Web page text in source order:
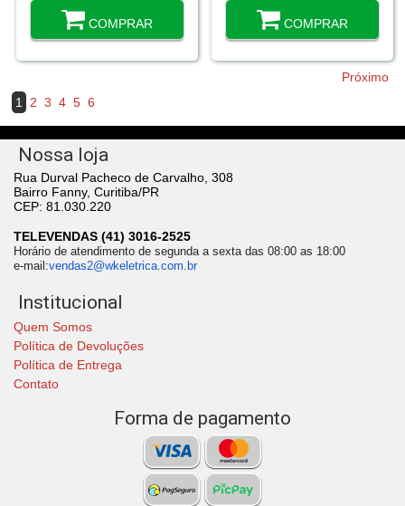
COMPRAR COMPRAR
Próximo
1 2 3 4 5 6
Nossa loja
Rua Durval Pacheco de Carvalho, 308
Bairro Fanny, Curitiba/PR
CEP: 81.030.220
TELEVENDAS (41) 3016-2525
Horário de atendimento de segunda a sexta das 08:00 as 18:00
e-mail:vendas2@wkeletrica.com.br
Institucional
Quem Somos
Política de Devoluções
Política de Entrega
Contato
Forma de pagamento